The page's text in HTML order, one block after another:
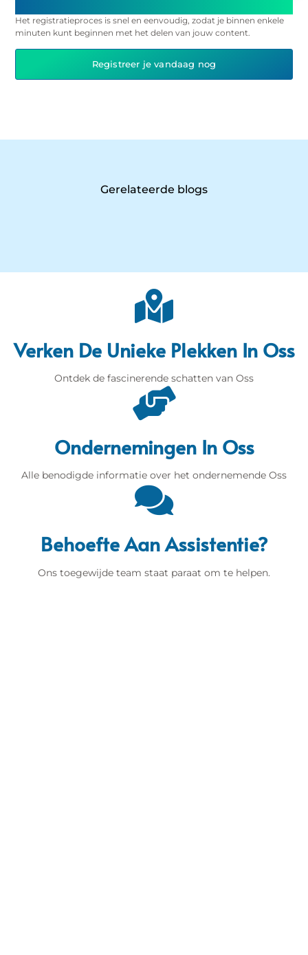
Het registratieproces is snel en eenvoudig, zodat je binnen enkele
minuten kunt beginnen met het delen van jouw content.
Registreer je vandaag nog
Gerelateerde blogs
Verken De Unieke Plekken In Oss
Ontdek de fascinerende schatten van Oss
Ondernemingen In Oss
Alle benodigde informatie over het ondernemende Oss
Behoefte Aan Assistentie?
Ons toegewijde team staat paraat om te helpen.